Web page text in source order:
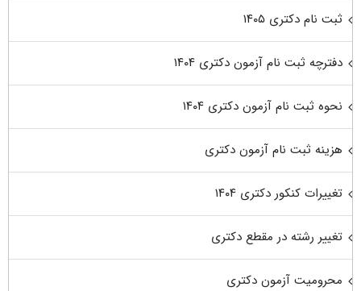
ثبت نام دکتری ۱۴۰۵
دفترچه ثبت نام آزمون دکتری ۱۴۰۴
نحوه ثبت نام آزمون دکتری ۱۴۰۴
هزینه ثبت نام آزمون دکتری
تغییرات کنکور دکتری ۱۴۰۴
تغییر رشته در مقطع دکتری
محرومیت آزمون دکتری